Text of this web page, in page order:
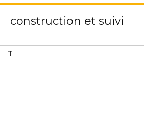
construction et suivi